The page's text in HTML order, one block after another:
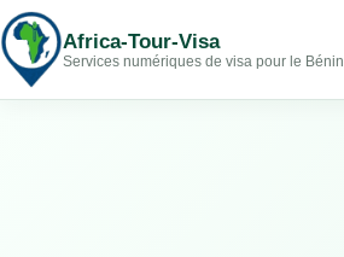
Africa-Tour-Visa
Services numériques de visa pour le Bénin